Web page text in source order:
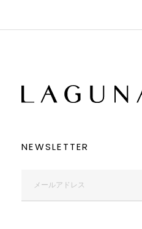
NEWSLETTER